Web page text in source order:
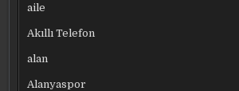
aile
Akıllı Telefon
alan
Alanyaspor